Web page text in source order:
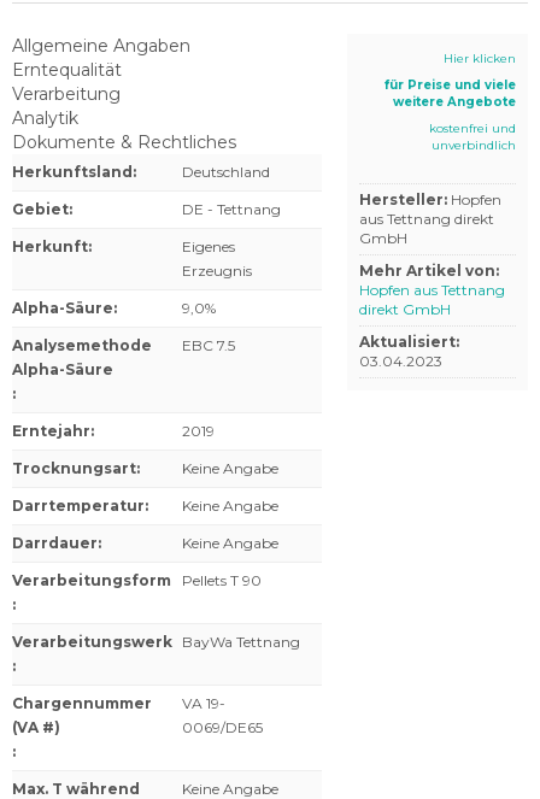
Allgemeine Angaben
Erntequalität
Verarbeitung
Analytik
Dokumente & Rechtliches
Herkunftsland : Deutschland
Gebiet: DE - Tettnang
Herkunft:
Eigenes
Erzeugnis
Alpha-Säure: 9,0%
Analysemethode
Alpha-Säure
:
EBC 7.5
Erntejahr: 2019
Trocknungsart: Keine Angabe
Darrtemperatur: Keine Angabe
Darrdauer: Keine Angabe
Verarbeitungsform
:
Pellets T 90
Verarbeitungswerk
:
BayWa Tettnang
Chargennummer
(VA #)
:
VA 19-
0069/DE65
Max. T während
Keine Angabe
Hier klicken
für Preise und viele
weitere Angebote
kostenfrei und
unverbindlich
Hersteller: Hopfen
aus Tettnang direkt
GmbH
Mehr Artikel von:
Hopfen aus Tettnang
direkt GmbH
Aktualisiert:
03.04.2023